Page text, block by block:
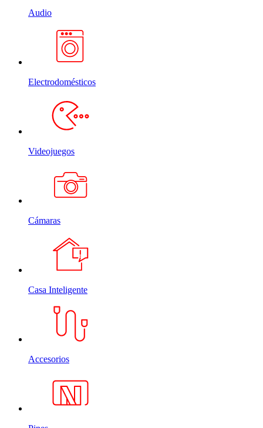
Audio
Electrodomésticos
Videojuegos
Cámaras
Casa Inteligente
Accesorios